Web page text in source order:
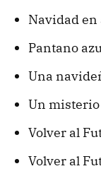
Navidad
Pantano
Una
Un
Volver al
Volver al